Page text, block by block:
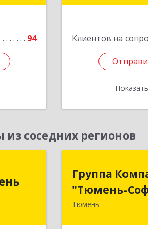
94 Клиентов на
соседних регионов
г,
оф.712
Группа
"Тюмень-
Тюмень625048,